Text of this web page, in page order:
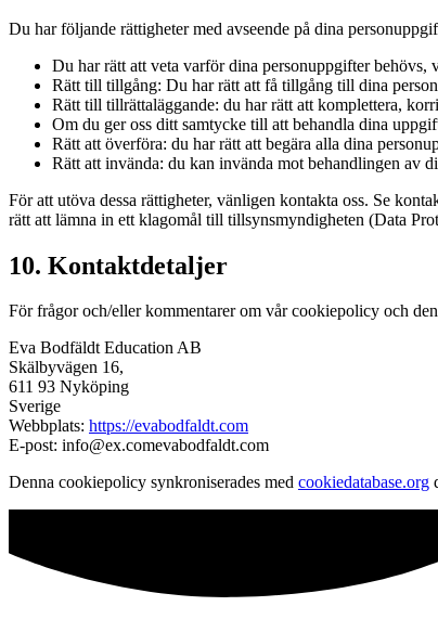
Du har följande rättigheter med avseende på dina
Du har rätt att veta varför dina personuppgifter behövs,
Rätt till tillgång: Du har rätt att få tillgång till dina
Rätt till tillrättaläggande: du har rätt att komplettera,
Om du ger oss ditt samtycke till att behandla dina
Rätt att överföra: du har rätt att begära alla dina
Rätt att invända: du kan invända mot behandlingen av
För att utöva dessa rättigheter, vänligen kontakta oss. Se
rätt att lämna in ett klagomål till tillsynsmyndigheten (Data
10. Kontaktdetaljer
För frågor och/eller kommentarer om vår cookiepolicy och
Eva Bodfäldt Education AB
Skälbyvägen 16,
611 93 Nyköping
Sverige
Webbplats: https://evabodfaldt.com
E-post: info@ex.comevabodfaldt.com
Denna cookiepolicy synkroniserades med cookiedatabase.org